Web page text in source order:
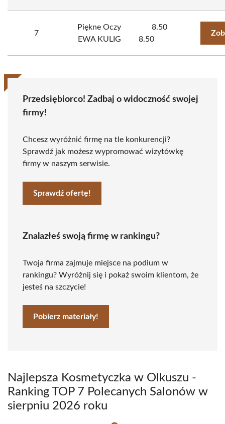
7
Piękne Oczy
EWA KULIG
8.50
8.50
Przedsiębiorco! Zadbaj o widoczność swojej
firmy!
Chcesz wyróżnić firmę na tle konkurencji?
Sprawdź jak możesz wypromować wizytówkę
firmy w naszym serwisie.
Sprawdź ofertę!
Znalazłeś swoją firmę w rankingu?
Twoja firma zajmuje miejsce na podium w
rankingu? Wyróżnij się i pokaż swoim klientom, że
jesteś na szczycie!
Pobierz materiały!
Najlepsza Kosmetyczka w Olkuszu -
Ranking TOP 7 Polecanych Salonów w
sierpniu 2026 roku